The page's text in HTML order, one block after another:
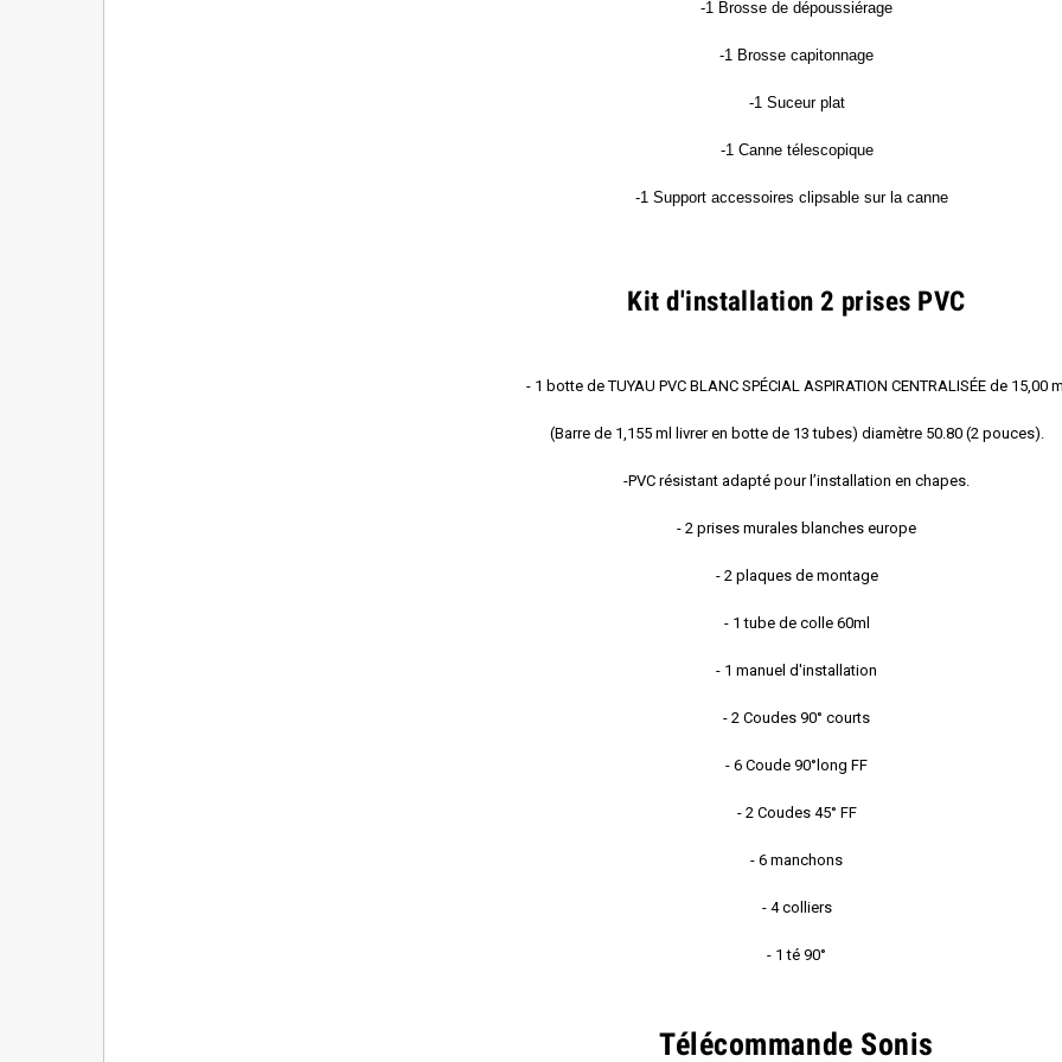
-1 Brosse de dépoussiérage
-1 Brosse capitonnage
-1 Suceur plat
-1 Canne télescopique
-1 Support accessoires clipsable sur la canne
Kit d'installation 2 prises PVC
- 1 botte de TUYAU PVC BLANC SPÉCIAL ASPIRATION CENTRALISÉE de 15,00
(Barre de 1,155 ml livrer en botte de 13 tubes) diamètre 50.80 (2 pouces).
-PVC résistant adapté pour l’installation en chapes.
- 2 prises murales blanches europe
- 2 plaques de montage
- 1 tube de colle 60ml
- 1 manuel d'installation
- 2 Coudes 90° courts
- 6 Coude 90°long FF
- 2 Coudes 45° FF
- 6 manchons
- 4 colliers
- 1 té 90°
Télécommande Sonis